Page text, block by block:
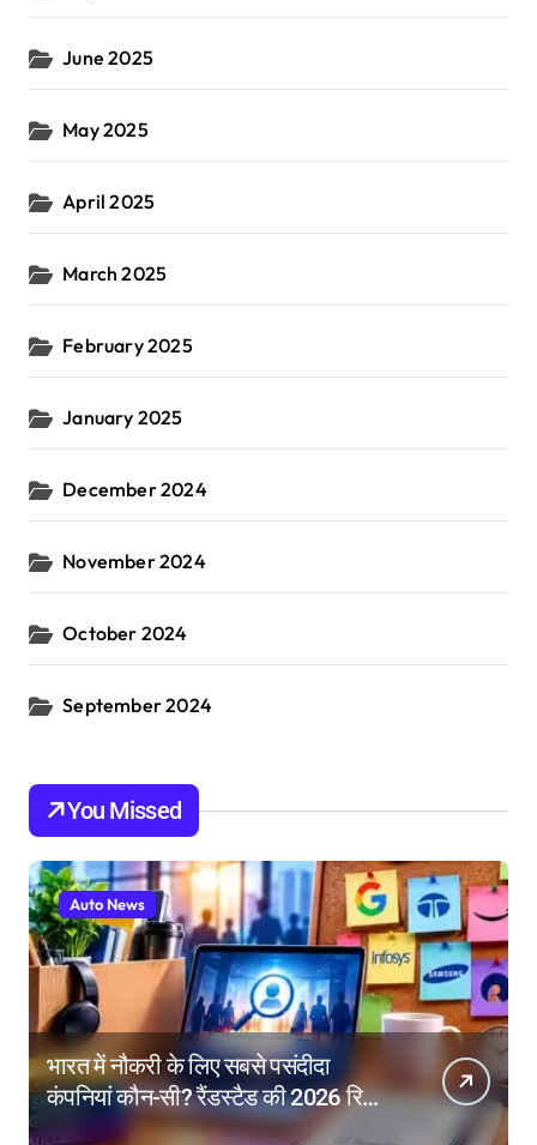
June 2025
May 2025
April 2025
March 2025
February 2025
January 2025
December 2024
November 2024
October 2024
September 2024
You Missed
Auto News
भारत में नौकरी के लिए सबसे पसंदीदा
कंपनियां कौन-सी? रैंडस्टैड की 2026 रिपोर्ट
में गूगल नंबर-1